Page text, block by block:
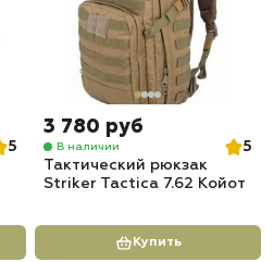
5
3 780 руб
В наличии
5
Тактический рюкзак
Striker Tactica 7.62 Койот
Купить